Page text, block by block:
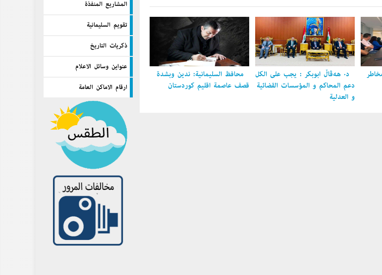
المشاريع المنفذة
تقويم السليمانية
ذكريات التاريخ
عنواين وسائل الاعلام
ارقام الاماكن العامة
محافظ السليمانية: ندين وبشدة
قصف عاصمة إقليم كوردستان
د. هەڤاڵ أبوبكر : يجب على الكل
دعم المحاكم و المؤسسات القضائية
و العدلية